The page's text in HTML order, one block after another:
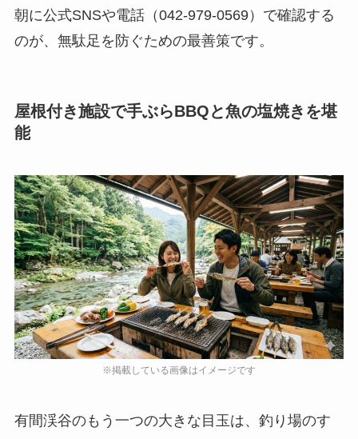
朝に公式SNSや電話（042-979-0569）で確認する
のが、無駄足を防ぐための最善策です。
屋根付き施設で手ぶらBBQと魚の塩焼きを堪
能
有間渓谷のもう一つの大きな目玉は、釣り場のす